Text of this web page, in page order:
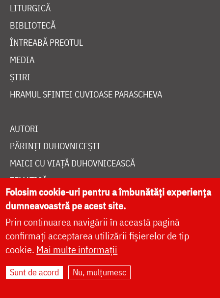
LITURGICĂ
BIBLIOTECĂ
ÎNTREABĂ PREOTUL
MEDIA
ȘTIRI
HRAMUL SFINTEI CUVIOASE PARASCHEVA
AUTORI
PĂRINȚI DUHOVNICEȘTI
MAICI CU VIAȚĂ DUHOVNICEASCĂ
TEMATICĂ
SINAXAR ALFABETIC
MĂNĂSTIRI ȘI BISERICI
CALENDAR ORTODOX
WIDGET DOXOLOGIA
RADIO DOXOLOGIA
Folosim cookie-uri pentru a îmbunătăți experiența
dumneavoastră pe acest site.
Prin continuarea navigării în această pagină
confirmați acceptarea utilizării fișierelor de tip
cookie. Mai multe informații
Sunt de acord Nu, mulțumesc